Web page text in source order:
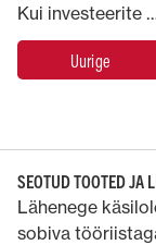
Kui investeerite Massey Fergusoni masinasse, toetab
Uurige
SEOTUD TOOTED JA
Lähenege
sobiva